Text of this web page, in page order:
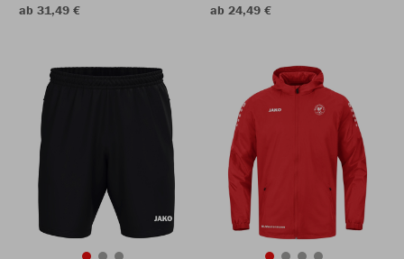
ab 31,49 €
ab 24,49 €